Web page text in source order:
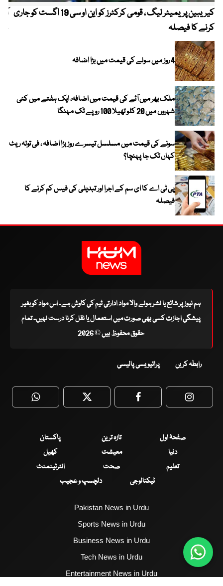
کیریبین پریمیئر لیگ ، قومی کرکٹرز کو این او سی 19 اگست کو جاری
کرنے کا فیصلہ
4 روز میں سونے کی قیمت میں بڑا اضافہ
ملک بھر میں آٹے کی قیمت میں اضافہ، ایک ہفتے میں کئی
شہروں میں 20 کلو تھیلا 100 روپے تک مہنگا
سونے کی قیمت میں مسلسل تیسرے روز بڑا اضافہ ، فی تولہ ریٹ
کہاں تک جا پہنچا؟
پی ٹی اے کا ای سم کے اجرا اور تبدیلی کی فیس کم کرنے کا
فیصلہ
ہم نیوز پر شائع یا نشر ہونے والا مواد ادارتی ٹیم کی کاوش ہے۔ اس مواد کو بغیر
پیشگی اجازت کسی بھی صورت میں استعمال یا نقل کرنا درست نہیں۔ تمام
حقوق محفوظ ہیں © 2026
رابطہ کریں پرائیویسی پالیسی
WhatsApp Twitter Facebook
صفحۂ اول تازہ ترین
پاکستان
دنیا
معیشت
کھیل
تعلیم
صحت
انٹرٹینمنٹ
ٹیکنالوجی
دلچسپ و عجیب
Pakistan News in Urdu
Sports News in Urdu
Business News in Urdu
Tech News in Urdu
Entertainment News in Urdu